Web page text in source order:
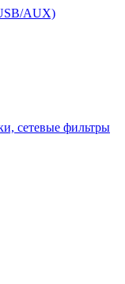
AUX)
сетевые фильтры